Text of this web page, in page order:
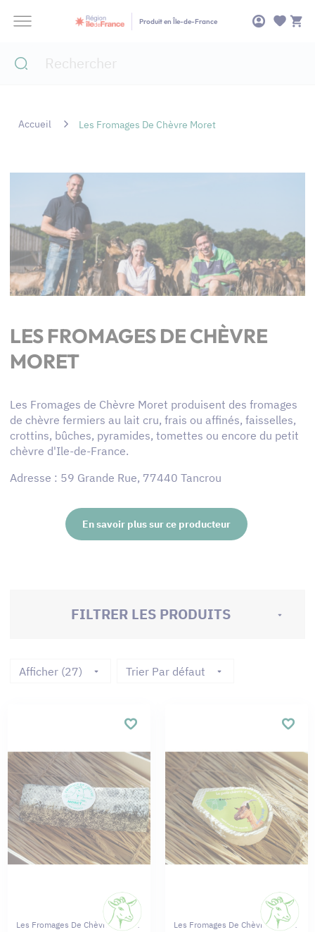
Produit en Île-de-France
Accueil Les Fromages De Chèvre Moret
LES FROMAGES DE CHÈVRE
MORET
Les Fromages de Chèvre Moret produisent des fromages
de chèvre fermiers au lait cru, frais ou affinés, faisselles,
crottins, bûches, pyramides, tomettes ou encore du petit
chèvre d'Ile-de-France.
Adresse : 59 Grande Rue, 77440 Tancrou
En savoir plus sur ce producteur
FILTRER LES PRODUITS
Afficher (27) Trier Par défaut
Les Fromages De Chèvres Moret Les Fromages De Chèvres Moret